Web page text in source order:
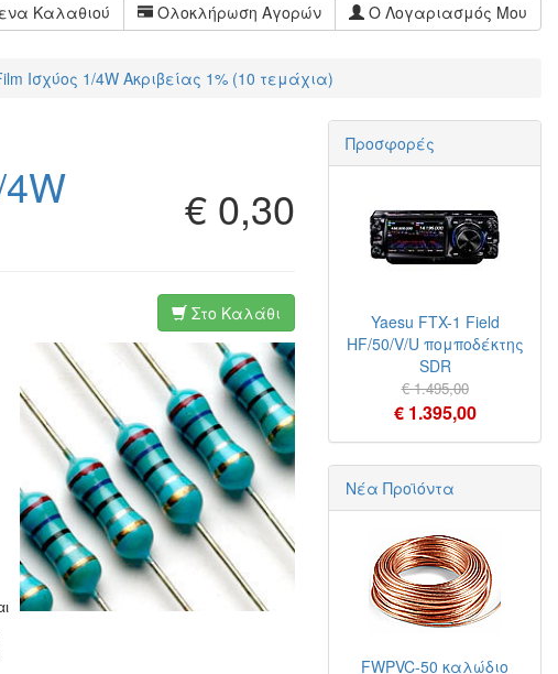
Καλαθιού Ολοκλήρωση Αγορών Ο Λογαριασμός Μου
Ισχύος 1/4W Ακριβείας 1% (10 τεμάχια)
€ 0,30
Στο Καλάθι
Προσφορές
Yaesu FTX-1 Field
HF/50/V/U πομποδέκτης
SDR
€ 1.495,00
€ 1.395,00
Νέα Προϊόντα
FWPVC-50 καλώδιο